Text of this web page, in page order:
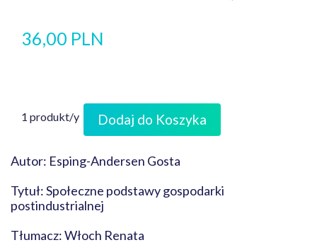
36,00 PLN
1 produkt/y Dodaj do Koszyka
Autor: Esping-Andersen Gosta
Tytuł: Społeczne podstawy gospodarki
postindustrialnej
Tłumacz: Włoch Renata